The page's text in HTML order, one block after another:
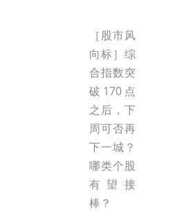
［股市风
向标］综
合指数突
破170点
之后，下
周可否再
下一城？
哪类个股
有望接
棒？